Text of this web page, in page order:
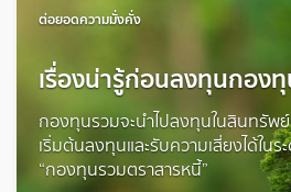
ต่อยอดความมั่งคั่ง
เรื่องน่ารู้ก่อนลงทุนกอง
กองทุนรวมจะนำไปลงทุนในสินทรัพ
เริ่มต้นลงทุนและรับความเสี่ยงได้ใน
“กองทุนรวมตราสารหนี้”